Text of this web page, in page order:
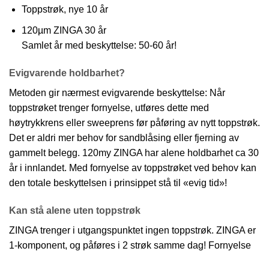
Toppstrøk, nye 10 år
120µm ZINGA 30 år
Samlet år med beskyttelse: 50-60 år!
Evigvarende holdbarhet?
Metoden gir nærmest evigvarende beskyttelse: Når
toppstrøket trenger fornyelse, utføres dette med
høytrykkrens eller sweeprens før påføring av nytt toppstrøk.
Det er aldri mer behov for sandblåsing eller fjerning av
gammelt belegg. 120my ZINGA har alene holdbarhet ca 30
år i innlandet. Med fornyelse av toppstrøket ved behov kan
den totale beskyttelsen i prinsippet stå til «evig tid»!
Kan stå alene uten toppstrøk
ZINGA trenger i utgangspunktet ingen toppstrøk. ZINGA er
1-komponent, og påføres i 2 strøk samme dag! Fornyelse